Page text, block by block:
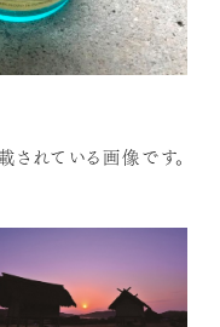
れている画像です。